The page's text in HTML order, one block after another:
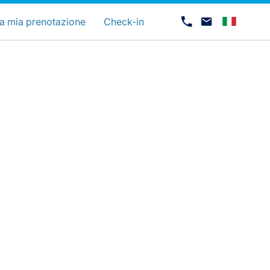
mia prenotazione Check-in